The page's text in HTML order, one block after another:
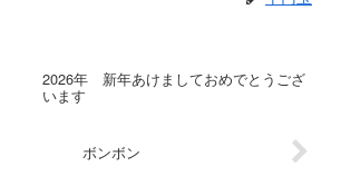
2026年 新年あけましておめでとうござ
います
ボンボン